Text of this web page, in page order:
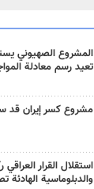
المشروع الصهيوني
تعيد رسم معادلة
مشروع كسر إيران قد
استقلال القرار العراقي
والدبلوماسية الهادئة